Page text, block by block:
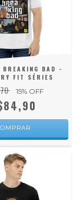
BREAKING BAD -
FIT SÉRIES
15% OFF